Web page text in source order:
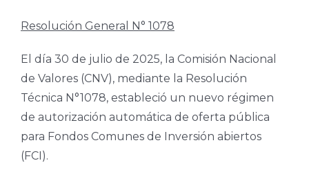
Resolución General N° 1078
El día 30 de julio de 2025, la Comisión Nacional
de Valores (CNV), mediante la Resolución
Técnica N°1078, estableció un nuevo régimen
de autorización automática de oferta pública
para Fondos Comunes de Inversión abiertos
(FCI).